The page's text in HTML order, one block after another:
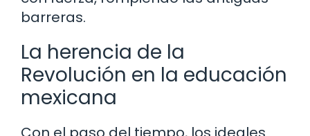
barreras.
La herencia de la
Revolución en la educación
mexicana